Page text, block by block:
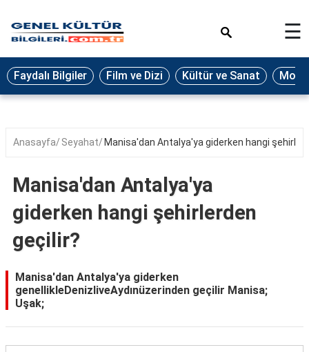
Eğitim
Ekonomi
Seyahat
Oyun
Yaşam
Hukuk
Blog
☰
Faydalı Bilgiler Film ve Dizi Kültür ve Sanat
Anasayfa Seyahat Manisa'dan Antalya'ya giderken hangi
Manisa'dan Antalya'ya
giderken hangi şehirlerden
geçilir?
Manisa'dan Antalya'ya giderken
genellikleDenizliveAydınüzerinden geçilir Manisa;
Uşak;